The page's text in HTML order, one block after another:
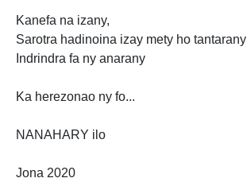
Kanefa na izany,
Sarotra hadinoina izay mety ho tantarany
Indrindra fa ny anarany
Ka herezonao ny fo...
NANAHARY ilo
Jona 2020